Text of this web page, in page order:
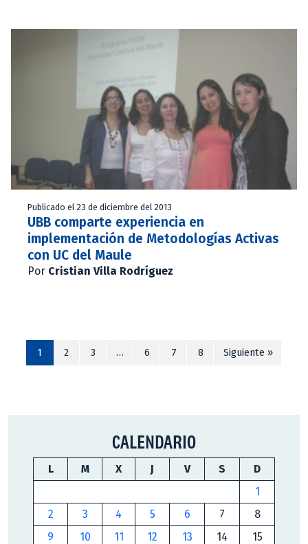
Publicado el 23 de diciembre del 2013
UBB comparte experiencia en
implementación de Metodologías Activas
con UC del Maule
Por Cristian Villa Rodríguez
1 2 3 … 6 7 8 Siguiente »
CALENDARIO
L M X J V S
D
1
2
3 4 5 6 7
8
9
10 11 12 13 14
15